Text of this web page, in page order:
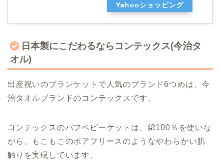
Yahooショッピング
日本製にこだわるならコンテックス(今治タ
オル)
出産祝いのブランケットで人気のブランド6つめは、今
治タオルブランドのコンテックスです。
コンテックスのパフベビーケットは、綿100％を使いな
がら、もこもこのボアフリースのようなやわらかい肌
触りを実現しています。